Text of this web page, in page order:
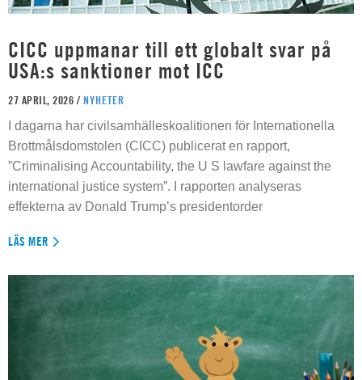
CICC uppmanar till ett globalt svar på
USA:s sanktioner mot ICC
27 APRIL, 2026 / NYHETER
I dagarna har civilsamhälleskoalitionen för Internationella
Brottmålsdomstolen (CICC) publicerat en rapport,
”Criminalising Accountability, the U S lawfare against the
international justice system”. I rapporten analyseras
effekterna av Donald Trump’s presidentorder
LÄS MER